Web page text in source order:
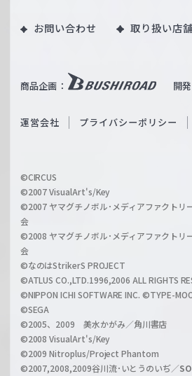
W
ß
c
a
r
z
商品企画： 開発
u
b
O
i
l
h
a
n
l
お問い合わせ 取り扱い店
運営会社 プライバシーポリシー
©CIRCUS
©2007 VisualArt's/Key
©2007 ヤマグチノボル･メディアファクトリ
会
©2008 ヤマグチノボル･メディアファクトリ
会
©なのはStrikerS PROJECT
©ATLUS CO.,LTD.1996,2006 ALL RIGHTS
©NIPPON ICHI SOFTWARE INC. ©TYPE-
©SEGA
©2005、2009 美水かがみ／角川書店
©2008 VisualArt's/Key
©2009 Nitroplus/Project Phantom
©2007,2008,2009谷川流･いとうのいぢ／